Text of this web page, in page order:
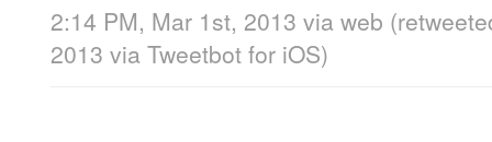
2:14 PM, Mar 1st, 2013 via web
2013 via Tweetbot for iOS)